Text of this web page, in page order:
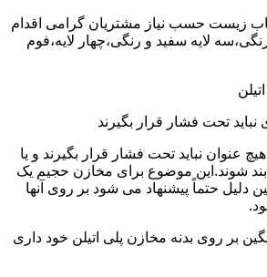
زیست حسب نیاز مشتریان گرامی اقدام
لایه سفید و رنگی،چهار لایه،فوم
نباید تحت فشار قرار بگیرند
عنوان نباید تحت فشار قرار بگیرند و یا
شوند.این موضوع برای مخازن حجیم یک
حتماً پیشنهاد می شود بر روی آنها
بر روی بدنه مخازن پلی اتیلن خود داری